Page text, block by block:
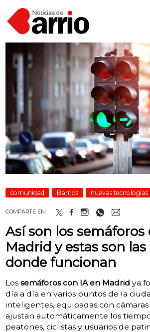
comunidad Barrios nuevas tecnologías
COMPARTE EN:
Así son los semáforos
Madrid y estas son las
donde funcionan
Los semáforos con IA en Madrid ya
día a día en varios puntos de la
inteligentes, equipadas con
ajustan automáticamente los
peatones, ciclistas y usuarios de